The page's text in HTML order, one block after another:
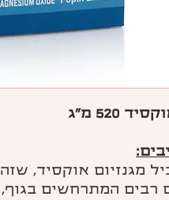
מגנזיום אוקסיד,
רבים המתרחשים בגוף,